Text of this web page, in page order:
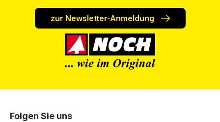
zur Newsletter-Anmeldung
Folgen Sie uns